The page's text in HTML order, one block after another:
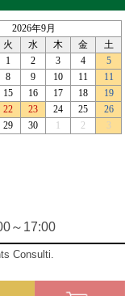
～17:00
Consulti.